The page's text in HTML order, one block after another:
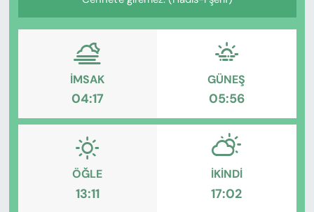
İMSAK
04:17
GÜNEŞ
05:56
ÖĞLE
13:11
İKINDI
17:02
SPOR
MAGAZİN